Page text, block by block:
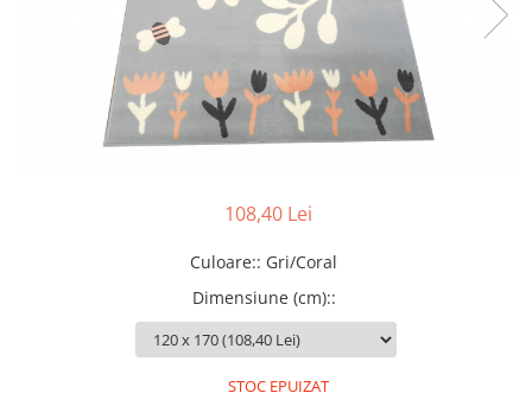
108,40 Lei
Culoare:: Gri/Coral
Dimensiune (cm)::
STOC EPUIZAT